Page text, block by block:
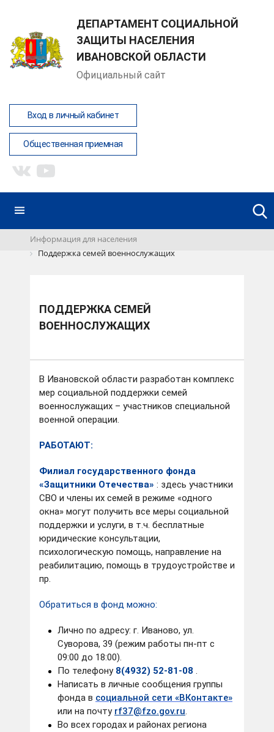
ДЕПАРТАМЕНТ СОЦИАЛЬНОЙ
ЗАЩИТЫ НАСЕЛЕНИЯ
ИВАНОВСКОЙ ОБЛАСТИ
Официальный сайт
Вход в личный кабинет
Общественная приемная
Информация для населения
Поддержка семей военнослужащих
ПОДДЕРЖКА СЕМЕЙ
ВОЕННОСЛУЖАЩИХ
В Ивановской области разработан комплекс
мер социальной поддержки семей
военнослужащих – участников специальной
военной операции.
РАБОТАЮТ:
Филиал государственного фонда
«Защитники Отечества» : здесь участники
СВО и члены их семей в режиме «одного
окна» могут получить все меры социальной
поддержки и услуги, в т.ч. бесплатные
юридические консультации,
психологическую помощь, направление на
реабилитацию, помощь в трудоустройстве и
пр.
Обратиться в фонд можно:
Лично по адресу: г. Иваново, ул.
Суворова, 39 (режим работы пн-пт с
09:00 до 18:00).
По телефону 8(4932) 52-81-08 .
Написать в личные сообщения группы
фонда в социальной сети «ВКонтакте»
или на почту rf37@fzo.gov.ru.
Во всех городах и районах региона
Демина Анна Юрьевна
Написать обращение
Демина Анна Юрьевна родилась 10 февраля 1968
года в городе Комсомольске-на-Амуре.
В 1990 году окончила Ивановский энергетический
институт. В 2016 году завершила обучение
Российской академии народного хозяйства и
государственной службы при Президенте
Российской Федерации по специальности
«Государственное и муниципальное управление».
До 2002 года проходила службу в органах
населения Ивановской области: до 2008 года в
органах социальной защиты населения по городу
Иванову, с 2008 года работала в Департаменте
социальной защиты населения Ивановской области
консультантом, заместителем начальника управления
социальных выплат, компенсаций и субсидий. С 2015
года занимала должность заместителя начальника
Департамента социальной защиты населения
Ивановской области.